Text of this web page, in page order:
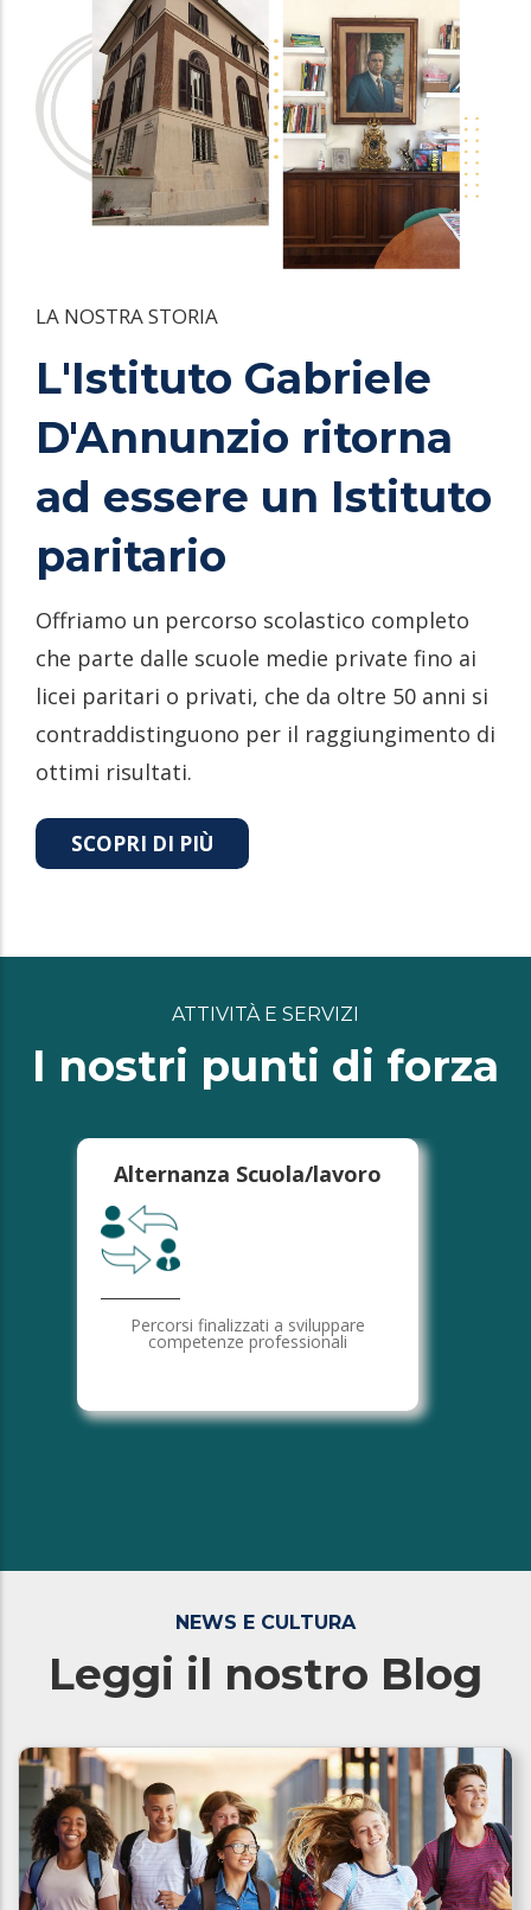
LA NOSTRA STORIA
L'Istituto Gabriele
D'Annunzio ritorna
ad essere un Istituto
paritario
Offriamo un percorso scolastico completo
che parte dalle scuole medie private fino ai
licei paritari o privati, che da oltre 50 anni si
contraddistinguono per il raggiungimento di
ottimi risultati.
SCOPRI DI PIÙ
ATTIVITÀ E SERVIZI
I nostri punti di forza
Alternanza Scuola/lavoro
Percorsi finalizzati a sviluppare
competenze professionali
NEWS E CULTURA
Leggi il nostro Blog